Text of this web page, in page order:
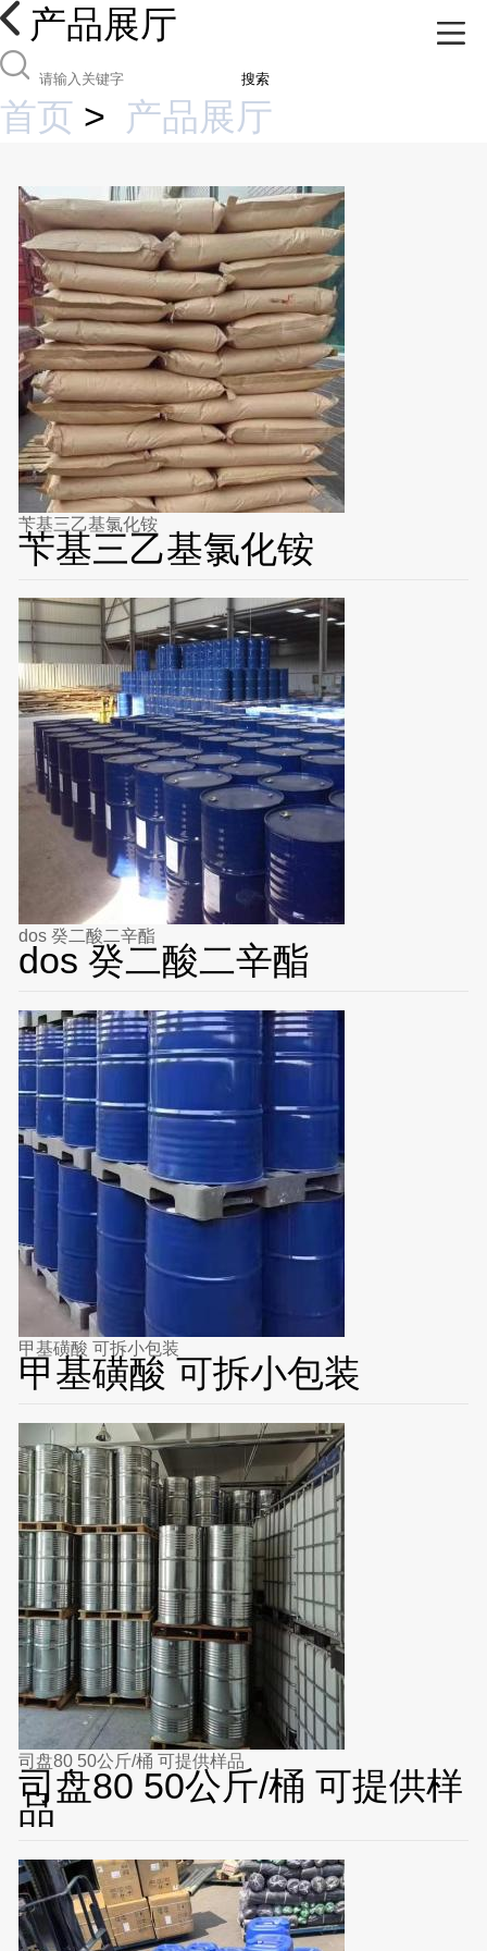
产品展厅
搜索
首页 > 产品展厅
苄基三乙基氯化铵
苄基三乙基氯化铵
dos 癸二酸二辛酯
dos 癸二酸二辛酯
甲基磺酸 可拆小包装
甲基磺酸 可拆小包装
司盘80 50公斤/桶 可提供样品
司盘80 50公斤/桶 可提供样
品